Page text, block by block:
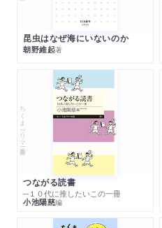
昆虫はなぜ海にいないのか
朝野維起著
ちくまプリマー新書
つながる読書
─１０代に推したいこの一冊
小池陽慈編